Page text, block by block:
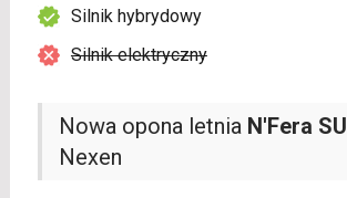
Nowa opona letnia N'Fera
Nexen
Silnik hybrydowy
Silnik elektryczny